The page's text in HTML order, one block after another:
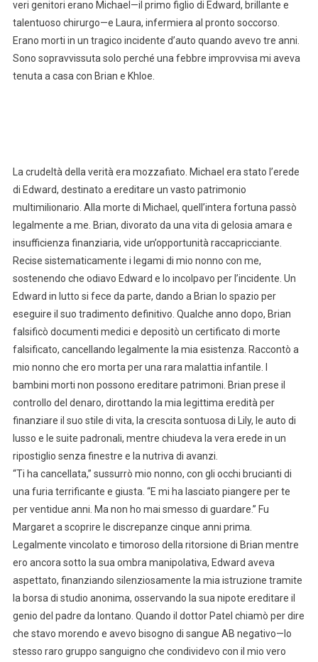
veri genitori erano Michael—il primo figlio di Edward, brillante e
talentuoso chirurgo—e Laura, infermiera al pronto soccorso.
Erano morti in un tragico incidente d’auto quando avevo tre anni.
Sono sopravvissuta solo perché una febbre improvvisa mi aveva
tenuta a casa con Brian e Khloe.
La crudeltà della verità era mozzafiato. Michael era stato l’erede
di Edward, destinato a ereditare un vasto patrimonio
multimilionario. Alla morte di Michael, quell’intera fortuna passò
legalmente a me. Brian, divorato da una vita di gelosia amara e
insufficienza finanziaria, vide un’opportunità raccapricciante.
Recise sistematicamente i legami di mio nonno con me,
sostenendo che odiavo Edward e lo incolpavo per l’incidente. Un
Edward in lutto si fece da parte, dando a Brian lo spazio per
eseguire il suo tradimento definitivo. Qualche anno dopo, Brian
falsificò documenti medici e depositò un certificato di morte
falsificato, cancellando legalmente la mia esistenza. Raccontò a
mio nonno che ero morta per una rara malattia infantile. I
bambini morti non possono ereditare patrimoni. Brian prese il
controllo del denaro, dirottando la mia legittima eredità per
finanziare il suo stile di vita, la crescita sontuosa di Lily, le auto di
lusso e le suite padronali, mentre chiudeva la vera erede in un
ripostiglio senza finestre e la nutriva di avanzi.
“Ti ha cancellata,” sussurrò mio nonno, con gli occhi brucianti di
una furia terrificante e giusta. “E mi ha lasciato piangere per te
per ventidue anni. Ma non ho mai smesso di guardare.” Fu
Margaret a scoprire le discrepanze cinque anni prima.
Legalmente vincolato e timoroso della ritorsione di Brian mentre
ero ancora sotto la sua ombra manipolativa, Edward aveva
aspettato, finanziando silenziosamente la mia istruzione tramite
la borsa di studio anonima, osservando la sua nipote ereditare il
genio del padre da lontano. Quando il dottor Patel chiamò per dire
che stavo morendo e avevo bisogno di sangue AB negativo—lo
stesso raro gruppo sanguigno che condividevo con il mio vero